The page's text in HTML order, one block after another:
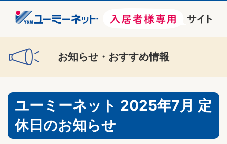
お知らせ・おすすめ情報
ユーミーネット 2025年7月 定
休日のお知らせ